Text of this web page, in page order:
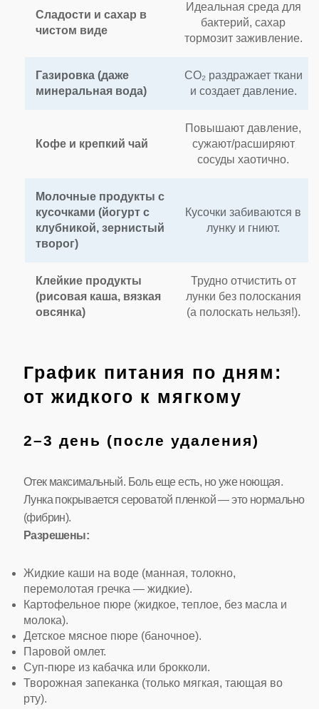
Сладости и сахар в
чистом виде
Идеальная среда для
бактерий, сахар
тормозит заживление.
Газировка (даже
минеральная вода)
CO₂ раздражает ткани
и создает давление.
Кофе и крепкий чай
Повышают давление,
сужают/расширяют
сосуды хаотично.
Молочные продукты с
кусочками (йогурт с
клубникой, зернистый
творог)
Кусочки забиваются в
лунку и гниют.
Клейкие продукты
(рисовая каша, вязкая
овсянка)
Трудно отчистить от
лунки без полоскания
(а полоскать нельзя!).
График питания по дням:
от жидкого к мягкому
2–3 день (после удаления)
Отек максимальный. Боль еще есть, но уже ноющая.
Лунка покрывается сероватой пленкой — это нормально
(фибрин).
Разрешены:
Жидкие каши на воде (манная, толокно,
перемолотая гречка — жидкие).
Картофельное пюре (жидкое, теплое, без масла и
молока).
Детское мясное пюре (баночное).
Паровой омлет.
Суп-пюре из кабачка или брокколи.
Творожная запеканка (только мягкая, тающая во
рту).